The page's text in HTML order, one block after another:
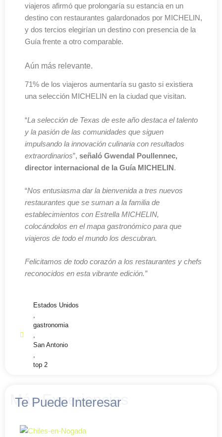
viajeros afirmó que prolongaría su estancia en un
destino con restaurantes galardonados por MICHELIN,
y dos tercios elegirían un destino con presencia de la
Guía frente a otro comparable.
Aún más relevante.
71% de los viajeros aumentaría su gasto si existiera
una selección MICHELIN en la ciudad que visitan.
“La selección de Texas de este año destaca el talento
y la pasión de las comunidades que siguen
impulsando la innovación culinaria con resultados
extraordinarios”, señaló Gwendal Poullennec,
director internacional de la Guía MICHELIN.
“Nos entusiasma dar la bienvenida a tres nuevos
restaurantes que se suman a la familia de
establecimientos con Estrella MICHELIN,
colocándolos en el mapa gastronómico para que
viajeros de todo el mundo los descubran.
Felicitamos de todo corazón a los restaurantes y chefs
reconocidos en esta vibrante edición.”
Estados Unidos
,
gastronomia
,
San Antonio
,
top 2
Más Experiencias
Te Puede Interesar